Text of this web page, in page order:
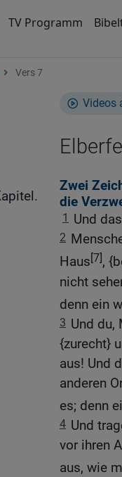
TV Programm
Vers 7
Videos
Zwei
die
1 Und
2
Haus[7],
nicht
denn ein
3 Und du,
{zurecht}
aus! Und
anderen
es; denn
4 Und
vor ihren
aus, wie